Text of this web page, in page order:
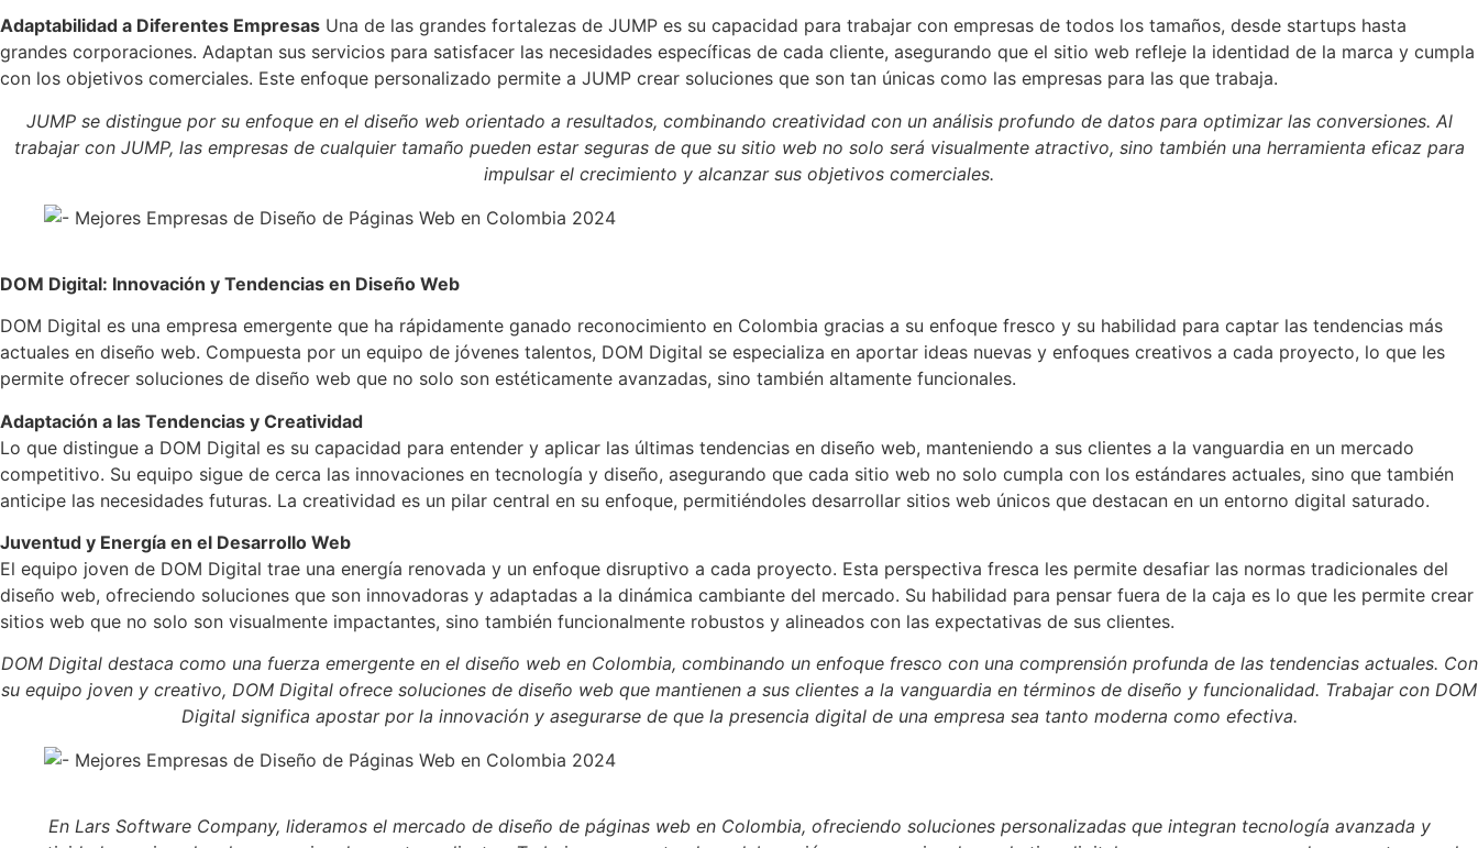
Adaptabilidad a Diferentes Empresas Una de las grandes fortalezas de JUMP es su capacidad para trabajar con empresas de todos los tamaños, desde startups hasta
grandes corporaciones. Adaptan sus servicios para satisfacer las necesidades específicas de cada cliente, asegurando que el sitio web refleje la identidad de la marca y cumpla
con los objetivos comerciales. Este enfoque personalizado permite a JUMP crear soluciones que son tan únicas como las empresas para las que trabaja.
JUMP se distingue por su enfoque en el diseño web orientado a resultados, combinando creatividad con un análisis profundo de datos para optimizar las conversiones. Al
trabajar con JUMP, las empresas de cualquier tamaño pueden estar seguras de que su sitio web no solo será visualmente atractivo, sino también una herramienta eficaz para
impulsar el crecimiento y alcanzar sus objetivos comerciales.
DOM Digital: Innovación y Tendencias en Diseño Web
DOM Digital es una empresa emergente que ha rápidamente ganado reconocimiento en Colombia gracias a su enfoque fresco y su habilidad para captar las tendencias más
actuales en diseño web. Compuesta por un equipo de jóvenes talentos, DOM Digital se especializa en aportar ideas nuevas y enfoques creativos a cada proyecto, lo que les
permite ofrecer soluciones de diseño web que no solo son estéticamente avanzadas, sino también altamente funcionales.
Adaptación a las Tendencias y Creatividad
Lo que distingue a DOM Digital es su capacidad para entender y aplicar las últimas tendencias en diseño web, manteniendo a sus clientes a la vanguardia en un mercado
competitivo. Su equipo sigue de cerca las innovaciones en tecnología y diseño, asegurando que cada sitio web no solo cumpla con los estándares actuales, sino que también
anticipe las necesidades futuras. La creatividad es un pilar central en su enfoque, permitiéndoles desarrollar sitios web únicos que destacan en un entorno digital saturado.
Juventud y Energía en el Desarrollo Web
El equipo joven de DOM Digital trae una energía renovada y un enfoque disruptivo a cada proyecto. Esta perspectiva fresca les permite desafiar las normas tradicionales del
diseño web, ofreciendo soluciones que son innovadoras y adaptadas a la dinámica cambiante del mercado. Su habilidad para pensar fuera de la caja es lo que les permite crear
sitios web que no solo son visualmente impactantes, sino también funcionalmente robustos y alineados con las expectativas de sus clientes.
DOM Digital destaca como una fuerza emergente en el diseño web en Colombia, combinando un enfoque fresco con una comprensión profunda de las tendencias actuales. Con
su equipo joven y creativo, DOM Digital ofrece soluciones de diseño web que mantienen a sus clientes a la vanguardia en términos de diseño y funcionalidad. Trabajar con DOM
Digital significa apostar por la innovación y asegurarse de que la presencia digital de una empresa sea tanto moderna como efectiva.
En Lars Software Company, lideramos el mercado de diseño de páginas web en Colombia, ofreciendo soluciones personalizadas que integran tecnología avanzada y